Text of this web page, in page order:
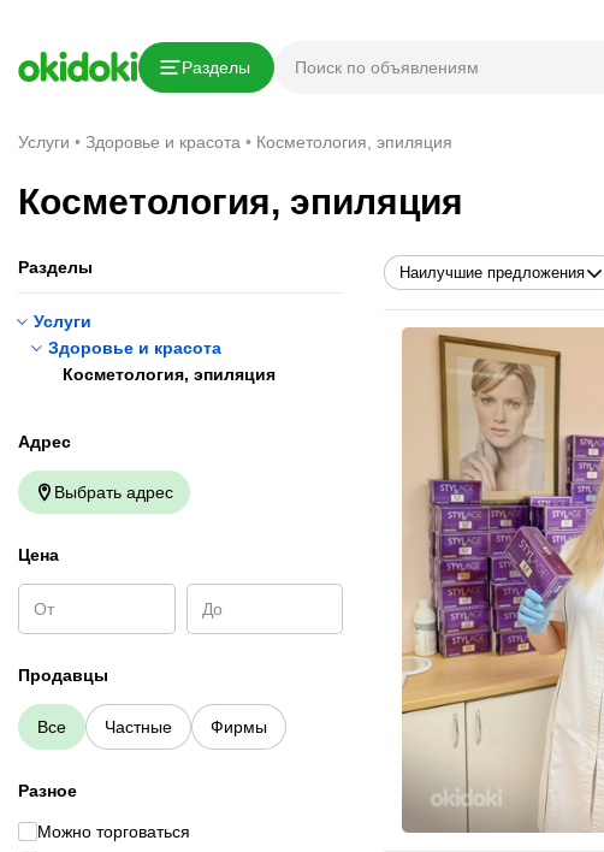
Разделы
Услуги Здоровье и красота Косметология, эпиляция
Косметология, эпиляция
Наилучшие предложения
Разделы
Услуги
Здоровье и красота
Косметология, эпиляция
Адрес
Выбрать адрес
Цена
Продавцы
Все Частные Фирмы
Разное
Можно торговаться